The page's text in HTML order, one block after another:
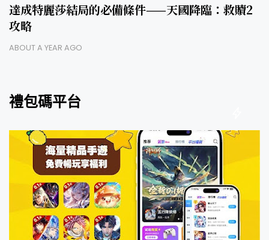
達成特麗莎結局的必備條件——天國降臨：救贖2
攻略
ABOUT A YEAR AGO
禮包碼平台